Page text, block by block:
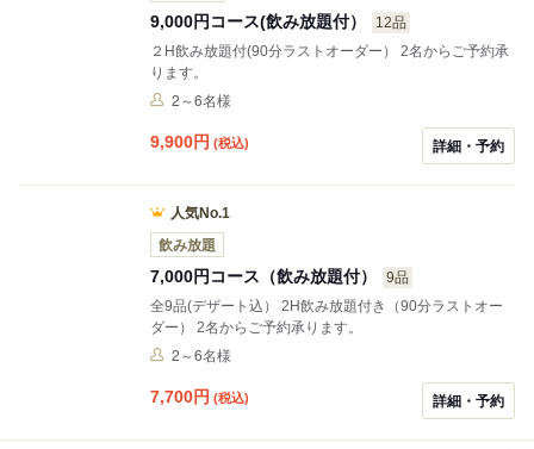
9,000円コース(飲み放題付）
12品
２H飲み放題付(90分ラストオーダー） 2名からご予約承
ります。
2～6名様
9,900円 (税込) 詳細・予約
人気No.1
飲み放題
7,000円コース（飲み放題付）
9品
全9品(デザート込） 2H飲み放題付き（90分ラストオー
ダー） 2名からご予約承ります。
2～6名様
7,700円 (税込) 詳細・予約